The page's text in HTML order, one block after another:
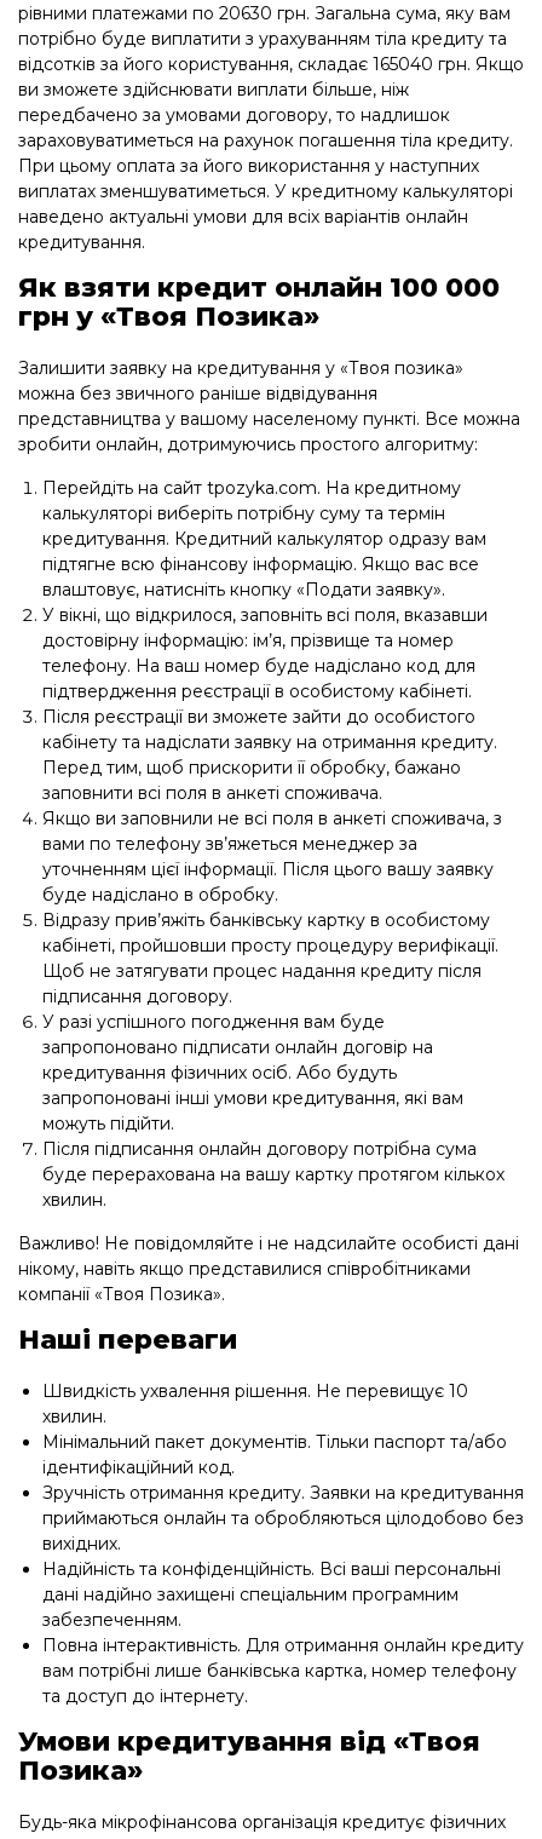
рівними платежами по 20630 грн. Загальна сума, яку вам
потрібно буде виплатити з урахуванням тіла кредиту та
відсотків за його користування, складає 165040 грн. Якщо
ви зможете здійснювати виплати більше, ніж
передбачено за умовами договору, то надлишок
зараховуватиметься на рахунок погашення тіла кредиту.
При цьому оплата за його використання у наступних
виплатах зменшуватиметься. У кредитному калькуляторі
наведено актуальні умови для всіх варіантів онлайн
кредитування.
Як взяти кредит онлайн 100 000
грн у «Твоя Позика»
Залишити заявку на кредитування у «Твоя позика»
можна без звичного раніше відвідування
представництва у вашому населеному пункті. Все можна
зробити онлайн, дотримуючись простого алгоритму:
Перейдіть на сайт tpozyka.com. На кредитному
калькуляторі виберіть потрібну суму та термін
кредитування. Кредитний калькулятор одразу вам
підтягне всю фінансову інформацію. Якщо вас все
влаштовує, натисніть кнопку «Подати заявку».
У вікні, що відкрилося, заповніть всі поля, вказавши
достовірну інформацію: ім’я, прізвище та номер
телефону. На ваш номер буде надіслано код для
підтвердження реєстрації в особистому кабінеті.
Після реєстрації ви зможете зайти до особистого
кабінету та надіслати заявку на отримання кредиту.
Перед тим, щоб прискорити її обробку, бажано
заповнити всі поля в анкеті споживача.
Якщо ви заповнили не всі поля в анкеті споживача, з
вами по телефону зв’яжеться менеджер за
уточненням цієї інформації. Після цього вашу заявку
буде надіслано в обробку.
Відразу прив’яжіть банківську картку в особистому
кабінеті, пройшовши просту процедуру верифікації.
Щоб не затягувати процес надання кредиту після
підписання договору.
У разі успішного погодження вам буде
запропоновано підписати онлайн договір на
кредитування фізичних осіб. Або будуть
запропоновані інші умови кредитування, які вам
можуть підійти.
Після підписання онлайн договору потрібна сума
буде перерахована на вашу картку протягом кількох
хвилин.
Важливо! Не повідомляйте і не надсилайте особисті дані
нікому, навіть якщо представилися співробітниками
компанії «Твоя Позика».
Наші переваги
Швидкість ухвалення рішення. Не перевищує 10
хвилин.
Мінімальний пакет документів. Тільки паспорт та/або
ідентифікаційний код.
Зручність отримання кредиту. Заявки на кредитування
приймаються онлайн та обробляються цілодобово без
вихідних.
Надійність та конфіденційність. Всі ваші персональні
дані надійно захищені спеціальним програмним
забезпеченням.
Повна інтерактивність. Для отримання онлайн кредиту
вам потрібні лише банківська картка, номер телефону
та доступ до інтернету.
Умови кредитування від «Твоя
Позика»
Будь-яка мікрофінансова організація кредитує фізичних